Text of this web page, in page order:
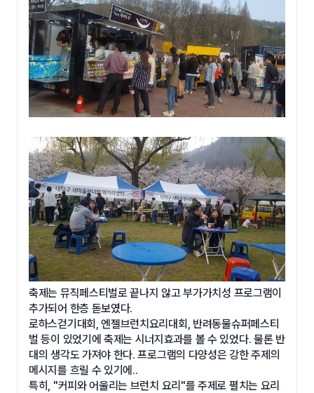
축제는 뮤직페스티벌로 끝나지 않고 부가가치성 프로그램이
추가되어 한층 돋보였다.
로하스걷기대회, 엔젤브런치요리대회, 반려동물슈퍼페스티
벌 등이 있었기에 축제는 시너지효과를 볼 수 있었다. 물론 반
대의 생각도 가져야 한다. 프로그램의 다양성은 강한 주제의
메시지를 흐릴 수 있기에..
특히, "커피와 어울리는 브런치 요리"를 주제로 펼치는 요리